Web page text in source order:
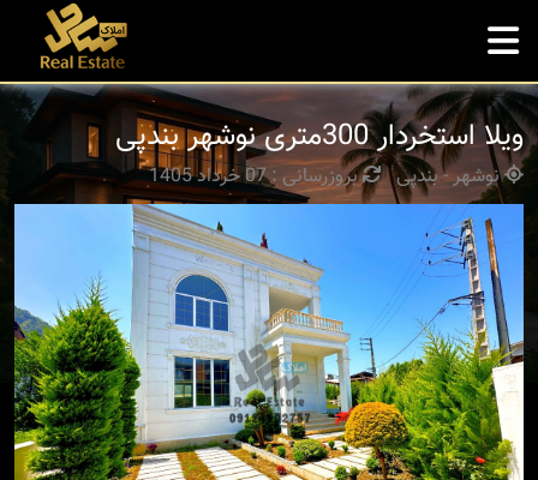
ویلا استخردار 300متری نوشهر بندپی
نوشهر - بندپی بروزرسانی : 07 خرداد 1405